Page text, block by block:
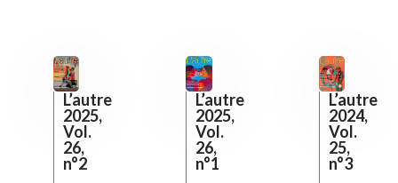
L’autre
2025,
Vol.
26,
n°2
L’autre
2025,
Vol.
26,
n°1
L’autre
2024,
Vol.
25,
n°3